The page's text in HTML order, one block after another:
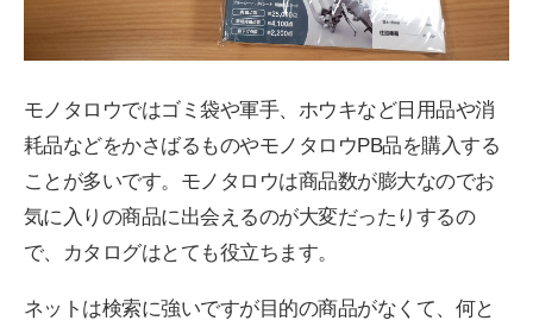
モノタロウではゴミ袋や軍手、ホウキなど日用品や消
耗品などをかさばるものやモノタロウPB品を購入する
ことが多いです。モノタロウは商品数が膨大なのでお
気に入りの商品に出会えるのが大変だったりするの
で、カタログはとても役立ちます。
ネットは検索に強いですが目的の商品がなくて、何と